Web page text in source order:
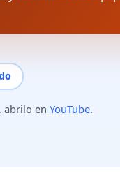
abrilo en YouTube.